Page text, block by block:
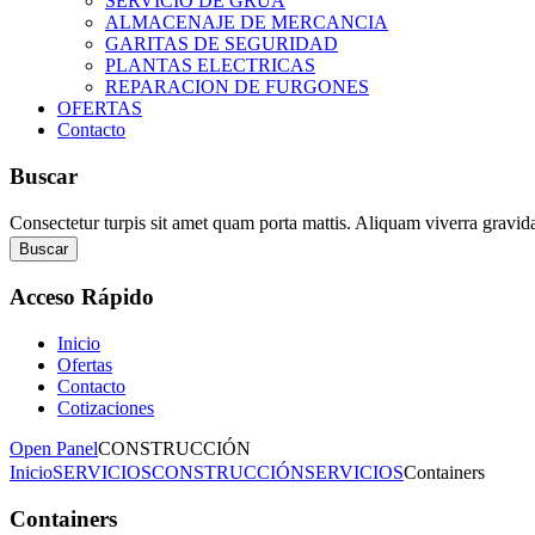
ALMACENAJE DE MERCANCIA
GARITAS DE SEGURIDAD
PLANTAS ELECTRICAS
REPARACION DE FURGONES
OFERTAS
Contacto
Buscar
Consectetur turpis sit amet quam porta mattis. Aliquam viverra
Buscar
Acceso Rápido
Inicio
Ofertas
Contacto
Cotizaciones
Open PanelCONSTRUCCIÓN
InicioSERVICIOSCONSTRUCCIÓNSERVICIOSContainers
Containers